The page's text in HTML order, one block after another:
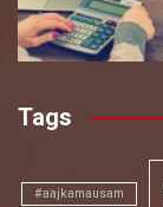
Tags
#aajkamausam